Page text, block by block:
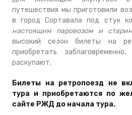
путешествия мы приготовили
в город Сортавала под стук
настоящим паровозом и
высокий сезон билеты на
приобретать
раскупают.
Билеты на ретропоезд не
тура и приобретаются по
сайте РЖД до начала тура.